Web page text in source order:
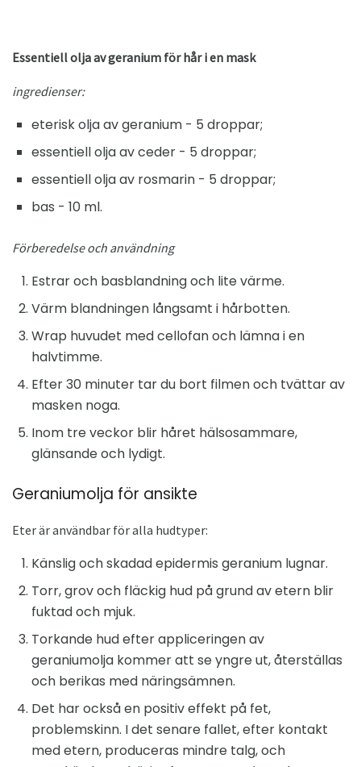
Essentiell olja av geranium för hår i en mask
ingredienser:
eterisk olja av geranium - 5 droppar;
essentiell olja av ceder - 5 droppar;
essentiell olja av rosmarin - 5 droppar;
bas - 10 ml.
Förberedelse och användning
Estrar och basblandning och lite värme.
Värm blandningen långsamt i hårbotten.
Wrap huvudet med cellofan och lämna i en
halvtimme.
Efter 30 minuter tar du bort filmen och tvättar av
masken noga.
Inom tre veckor blir håret hälsosammare,
glänsande och lydigt.
Geraniumolja för ansikte
Eter är användbar för alla hudtyper:
Känslig och skadad epidermis geranium lugnar.
Torr, grov och fläckig hud på grund av etern blir
fuktad och mjuk.
Torkande hud efter appliceringen av
geraniumolja kommer att se yngre ut, återställas
och berikas med näringsämnen.
Det har också en positiv effekt på fet,
problemskinn. I det senare fallet, efter kontakt
med etern, produceras mindre talg, och